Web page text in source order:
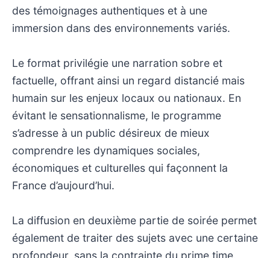
des témoignages authentiques et à une
immersion dans des environnements variés.
Le format privilégie une narration sobre et
factuelle, offrant ainsi un regard distancié mais
humain sur les enjeux locaux ou nationaux. En
évitant le sensationnalisme, le programme
s’adresse à un public désireux de mieux
comprendre les dynamiques sociales,
économiques et culturelles qui façonnent la
France d’aujourd’hui.
La diffusion en deuxième partie de soirée permet
également de traiter des sujets avec une certaine
profondeur, sans la contrainte du prime time.